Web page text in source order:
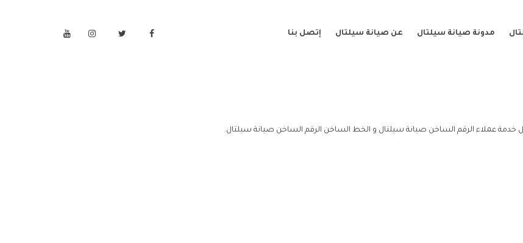
مدونة صيانة سيلتال عن صيانة سيلتال إتصل بنا
خدمة عملاء الرقم الساخن صيانة سيلتال و الخط الساخن الرقم الساخن صيانة سيلتال.